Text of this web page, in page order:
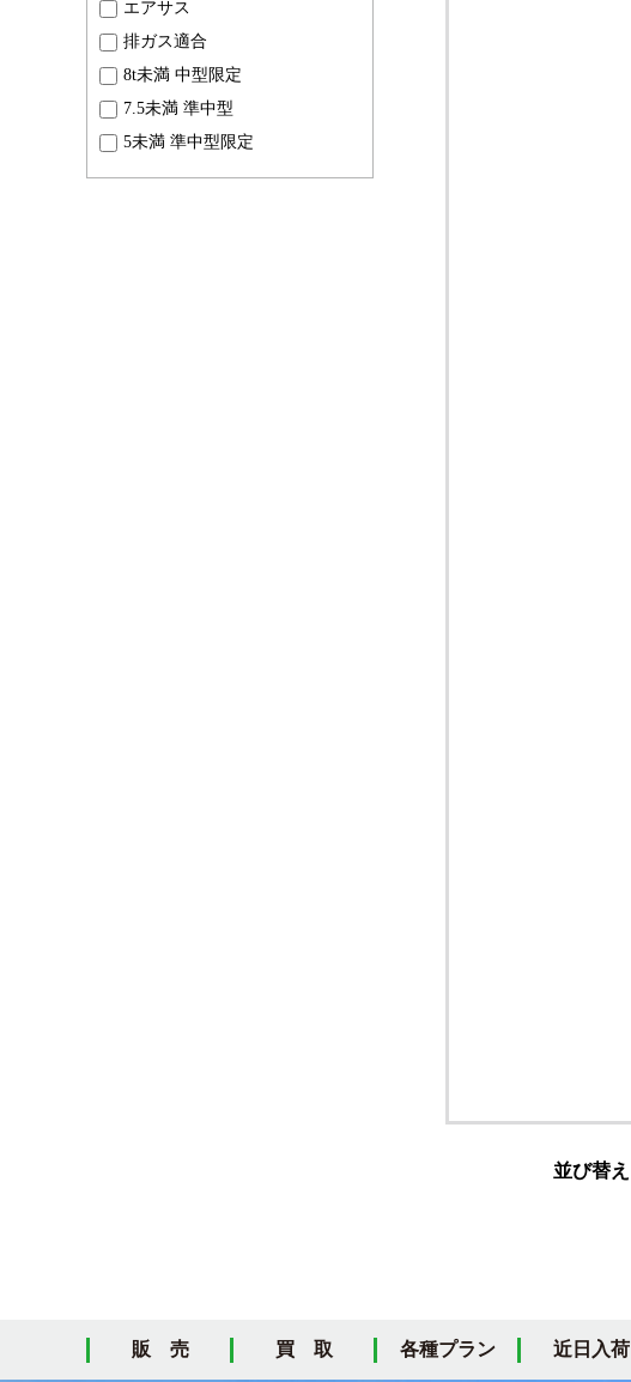
並び替え
エアサス
排ガス適合
8t未満 中型限定
7.5未満 準中型
5未満 準中型限定
販 売 買 取 各種プラン 近日入荷